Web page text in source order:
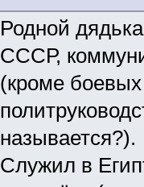
Родной
СССР,
(кроме
называется?).
Служил в